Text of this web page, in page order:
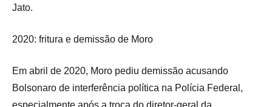
Jato.
2020: fritura e demissão de Moro
Em abril de 2020, Moro pediu demissão acusando
Bolsonaro de interferência política na Polícia Federal,